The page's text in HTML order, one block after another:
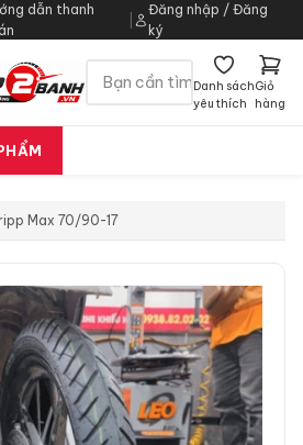
dẫn thanh
Đăng nhập / Đăng
ký
Danh sách
yêu thích
Giỏ
hàng
Max 70/90-17